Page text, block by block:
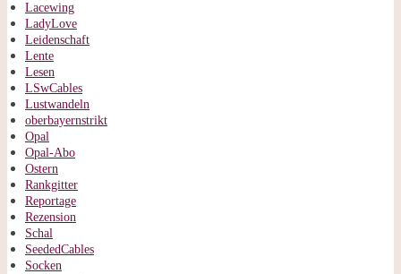
Lacewing
LadyLove
Leidenschaft
Lente
Lesen
LSwCables
Lustwandeln
oberbayernstrikt
Opal
Opal-Abo
Ostern
Rankgitter
Reportage
Rezension
Schal
SeededCables
Socken